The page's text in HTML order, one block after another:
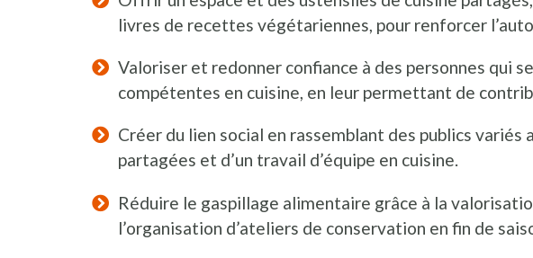
livres de recettes végétariennes, pour renforcer
Valoriser et redonner confiance à des personnes qui
compétentes en cuisine, en leur permettant de
Créer du lien social en rassemblant des publics variés
partagées et d’un travail d’équipe en cuisine.
Réduire le gaspillage alimentaire grâce à la
l’organisation d’ateliers de conservation en fin de